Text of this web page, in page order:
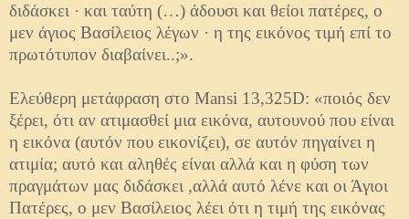
διδάσκει · και ταύτη (…) άδουσι και θείοι πατέρες, ο
μεν άγιος Βασίλειος λέγων · η της εικόνος τιμή επί το
πρωτότυπον διαβαίνει..;».
Ελεύθερη μετάφραση στο Μansi 13,325D: «ποιός δεν
ξέρει, ότι αν ατιμασθεί μια εικόνα, αυτουνού που είναι
η εικόνα (αυτόν που εικονίζει), σε αυτόν πηγαίνει η
ατιμία; αυτό και αληθές είναι αλλά και η φύση των
πραγμάτων μας διδάσκει ,αλλά αυτό λένε και οι Άγιοι
Πατέρες, ο μεν Βασίλειος λέει ότι η τιμή της εικόνας